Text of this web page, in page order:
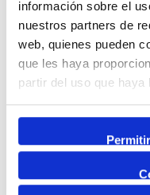
información sobre el
nuestros partners de
web, quienes pueden
que les haya
partir del uso que